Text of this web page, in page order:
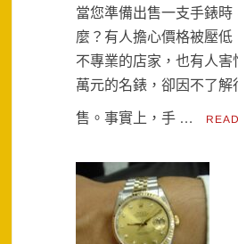
當您準備出售一支手錶時
麼？有人擔心價格被壓低
不專業的店家，也有人害
萬元的名錶，卻因不了解
售。事實上，手 …